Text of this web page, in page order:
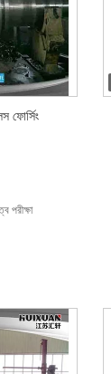
ফোর্সিং
পরীক্ষা